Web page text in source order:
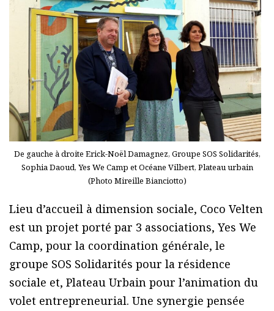
De gauche à droite Erick-Noël Damagnez, Groupe SOS Solidarités,
Sophia Daoud, Yes We Camp et Océane Vilbert, Plateau urbain
(Photo Mireille Bianciotto)
Lieu d’accueil à dimension sociale, Coco Velten
est un projet porté par 3 associations, Yes We
Camp, pour la coordination générale, le
groupe SOS Solidarités pour la résidence
sociale et, Plateau Urbain pour l’animation du
volet entrepreneurial. Une synergie pensée